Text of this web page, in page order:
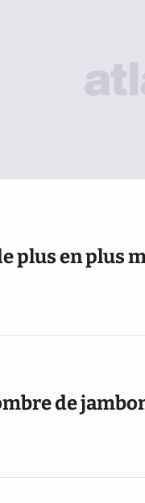
plus en plus
de